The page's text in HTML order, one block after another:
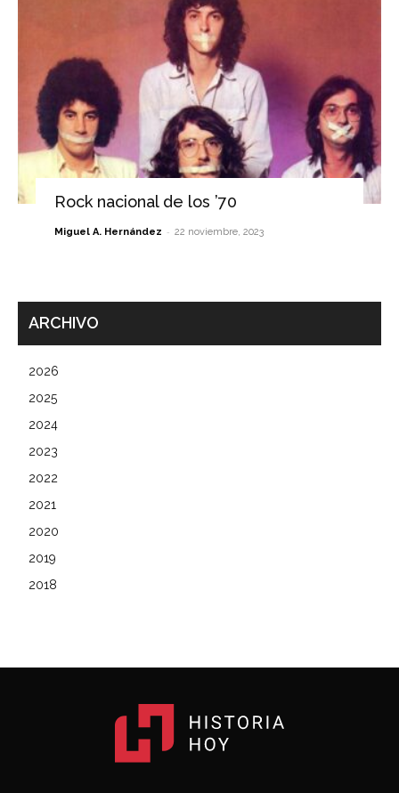
Rock nacional de los ’70
Miguel A. Hernández - 22 noviembre, 2023
ARCHIVO
2026
2025
2024
2023
2022
2021
2020
2019
2018